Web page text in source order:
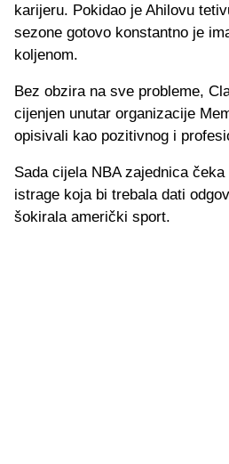
karijeru. Pokidao je Ahilovu
sezone gotovo konstantno je
koljenom.
Bez obzira na sve probleme,
cijenjen unutar organizacije
opisivali kao pozitivnog i
Sada cijela NBA zajednica
istrage koja bi trebala dati
šokirala američki sport.